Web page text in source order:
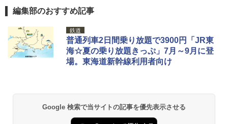
BUNDOK(バンドック)ソロ ドーム 1 EX BDK
-08EX カーキ ソロキャンプ ポリエステル フ
レーム テント
￥14,800
GRANDOOR ステンレス保冷剤 2個セット 2
コンパクト 保冷力長持ち
編集部のおすすめ記事
鉄道
普通列車2日間乗り放題で3900円「JR東
海☆夏の乗り放題きっぷ」7月～9月に登
場。東海道新幹線利用者向け
Google 検索で当サイトの記事を優先表示させる